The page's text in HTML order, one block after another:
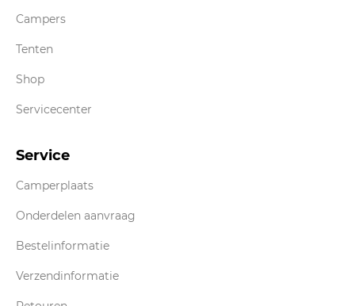
Campers
Tenten
Shop
Servicecenter
Service
Camperplaats
Onderdelen aanvraag
Bestelinformatie
Verzendinformatie